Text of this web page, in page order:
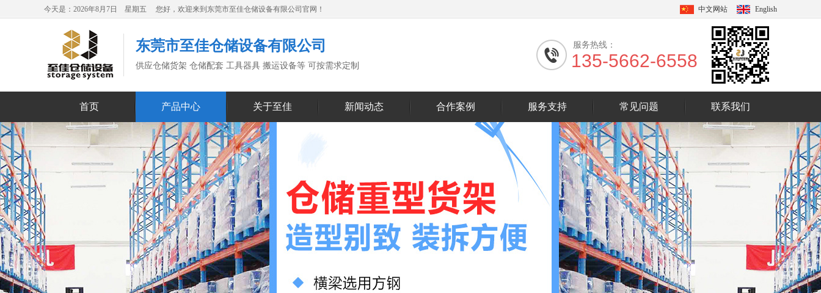
今天是：2026年8月7日 星期五 您好，欢迎来到东莞市至佳仓储设备有限公司官网！ 中文网站 English
东莞市至佳仓储设备有限公司
供应仓储货架 仓储配套 工具器具 搬运设备等 可按需求定制
服务热线：
135-5662-6558
首页 产品中心 关于至佳 新闻动态 合作案例 服务支持 常见问题 联系我们